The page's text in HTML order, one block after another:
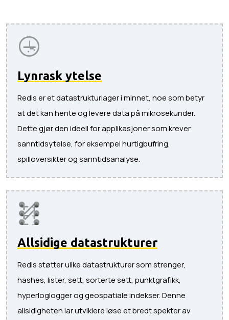
Lynrask ytelse
Redis er et datastrukturlager i minnet, noe som betyr
at det kan hente og levere data på mikrosekunder.
Dette gjør den ideell for applikasjoner som krever
sanntidsytelse, for eksempel hurtigbufring,
spilloversikter og sanntidsanalyse.
Allsidige datastrukturer
Redis støtter ulike datastrukturer som strenger,
hashes, lister, sett, sorterte sett, punktgrafikk,
hyperloglogger og geospatiale indekser. Denne
allsidigheten lar utviklere løse et bredt spekter av